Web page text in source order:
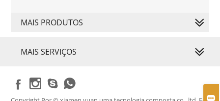

MAIS PRODUTOS
MAIS SERVIÇOS
   